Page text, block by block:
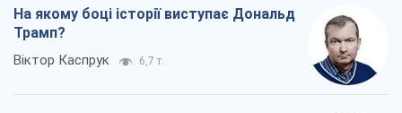
На якому боці історії виступає Дональд
Трамп?
Віктор Каспрук 6,7 т.